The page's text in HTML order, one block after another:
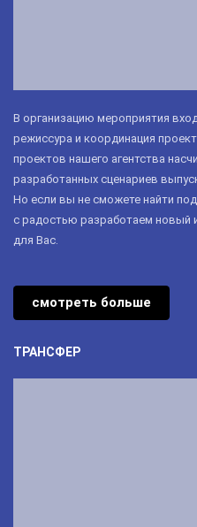
В организацию мероприятия
режиссура и координация
проектов нашего агентства
разработанных сценариев
Но если вы не сможете найти
с радостью разработаем новый
для Вас.
смотреть больше
ТРАНСФЕР